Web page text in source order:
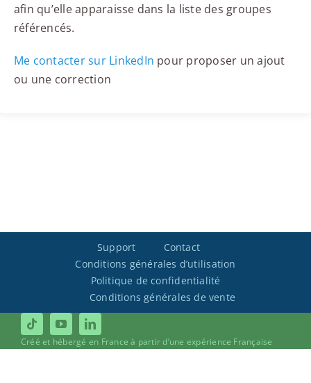
afin qu’elle apparaisse dans la liste des groupes
référencés.
Me contacter sur LinkedIn pour proposer un ajout
ou une correction
Support
Contact
Conditions générales d’utilisation
Politique de confidentialité
Conditions générales de vente
Créé et hébergé en France à partir d’une expérience Française